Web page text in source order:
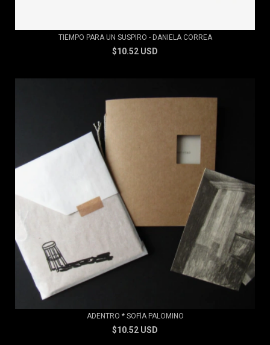
TIEMPO PARA UN SUSPIRO - DANIELA CORREA
$10.52 USD
ADENTRO * SOFÍA PALOMINO
$10.52 USD